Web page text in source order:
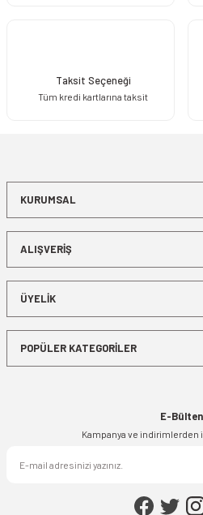
Taksit Seçeneği
Tüm kredi kartlarına taksit
KURUMSAL
ALIŞVERİŞ
ÜYELİK
POPÜLER KATEGORİLER
E-Bülten
Kampanya ve indirimlerden